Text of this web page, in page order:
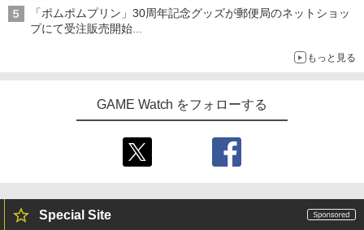
「ポムポムプリン」30周年記念グッズが郵便局のネットショッ
プにて受注販売開始
もっと見る
GAME Watch をフォローする
Special Site